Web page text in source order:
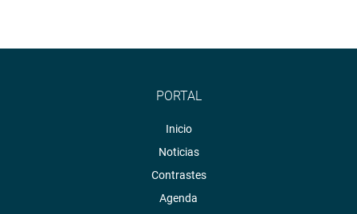
PORTAL
Inicio
Noticias
Contrastes
Agenda